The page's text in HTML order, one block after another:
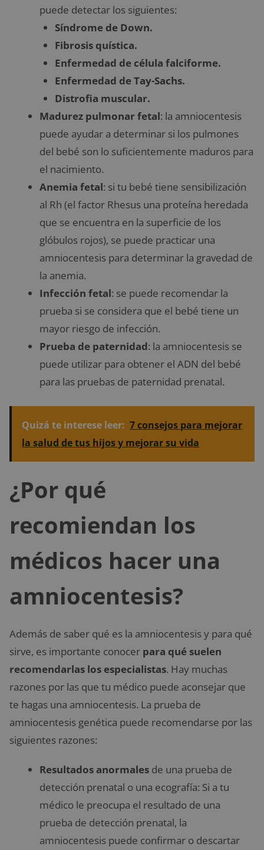
puede detectar los siguientes:
Síndrome de Down.
Fibrosis quística.
Enfermedad de célula falciforme.
Enfermedad de Tay-Sachs.
Distrofia muscular.
Madurez pulmonar fetal: la amniocentesis
puede ayudar a determinar si los pulmones
del bebé son lo suficientemente maduros para
el nacimiento.
Anemia fetal: si tu bebé tiene sensibilización
al Rh (el factor Rhesus una proteína heredada
que se encuentra en la superficie de los
glóbulos rojos), se puede practicar una
amniocentesis para determinar la gravedad de
la anemia.
Infección fetal: se puede recomendar la
prueba si se considera que el bebé tiene un
mayor riesgo de infección.
Prueba de paternidad: la amniocentesis se
puede utilizar para obtener el ADN del bebé
para las pruebas de paternidad prenatal.
Quizá te interese leer: 7 consejos para mejorar
la salud de tus hijos y mejorar su vida
¿Por qué
recomiendan los
médicos hacer una
amniocentesis?
Además de saber qué es la amniocentesis y para qué
sirve, es importante conocer para qué suelen
recomendarlas los especialistas. Hay muchas
razones por las que tu médico puede aconsejar que
te hagas una amniocentesis. La prueba de
amniocentesis genética puede recomendarse por las
siguientes razones:
Resultados anormales de una prueba de
detección prenatal o una ecografía: Si a tu
médico le preocupa el resultado de una
prueba de detección prenatal, la
amniocentesis puede confirmar o descartar